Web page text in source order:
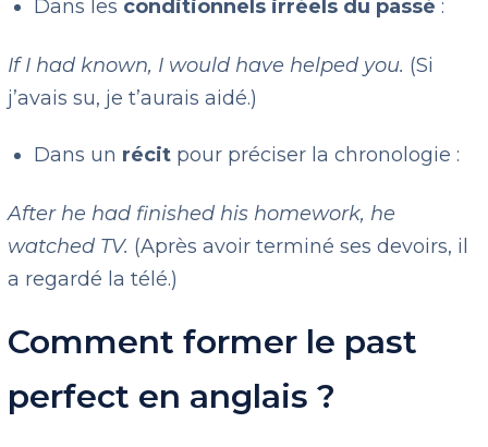
Dans les conditionnels irréels du passé :
If I had known, I would have helped you. (Si
j’avais su, je t’aurais aidé.)
Dans un récitpour préciser la chronologie :
After he had finished his homework, he
watched TV. (Après avoir terminé ses devoirs, il
a regardé la télé.)
Comment former le past
perfect en anglais ?